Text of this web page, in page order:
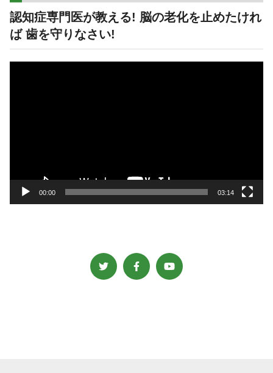
認知症専門医が教える! 脳の老化を止めたけれ
ば 歯を守りなさい!
00:00 03:14